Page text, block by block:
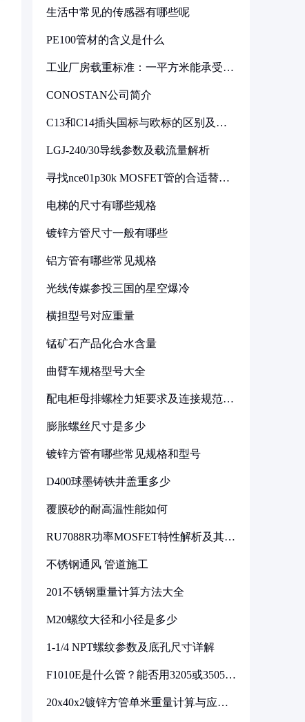
生活中常见的传感器有哪些呢
PE100管材的含义是什么
工业厂房载重标准：一平方米能承受多
CONOSTAN公司简介
C13和C14插头国标与欧标的区别及其
LGJ-240/30导线参数及载流量解析
寻找nce01p30k MOSFET管的合适替代
电梯的尺寸有哪些规格
镀锌方管尺寸一般有哪些
铝方管有哪些常见规格
光线传媒参投三国的星空爆冷
横担型号对应重量
锰矿石产品化合水含量
曲臂车规格型号大全
配电柜母排螺栓力矩要求及连接规范详
膨胀螺丝尺寸是多少
镀锌方管有哪些常见规格和型号
D400球墨铸铁井盖重多少
覆膜砂的耐高温性能如何
RU7088R功率MOSFET特性解析及其在
不锈钢通风 管道施工
201不锈钢重量计算方法大全
M20螺纹大径和小径是多少
1-1/4 NPT螺纹参数及底孔尺寸详解
F1010E是什么管？能否用3205或3505代
20x40x2镀锌方管单米重量计算与应用